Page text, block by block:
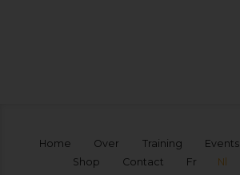
Home Over Training Events
Shop
Contact Fr Nl